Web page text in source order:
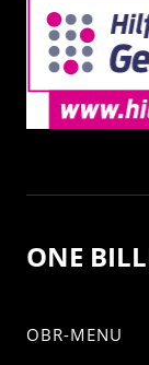
ONE
OBR-MENU